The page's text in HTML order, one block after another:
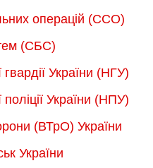
операцій (ССО)
(СБС)
України (НГУ)
України (НПУ)
(ВТрО) України
України